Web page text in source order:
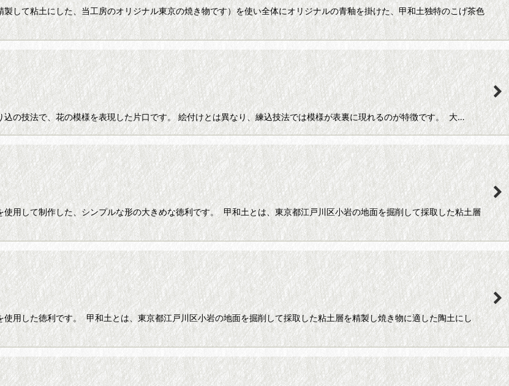
して粘土にした、当工房のオリジナル東京の焼き物です）を使い全体にオリジナルの青釉を掛けた、甲和土独特のこげ茶色
の技法で、花の模様を表現した片口です。 絵付けとは異なり、練込技法では模様が表裏に現れるのが特徴です。 大…
用して制作した、シンプルな形の大きめな徳利です。 甲和土とは、東京都江戸川区小岩の地面を掘削して採取した粘土層
用した徳利です。 甲和土とは、東京都江戸川区小岩の地面を掘削して採取した粘土層を精製し焼き物に適した陶土にし